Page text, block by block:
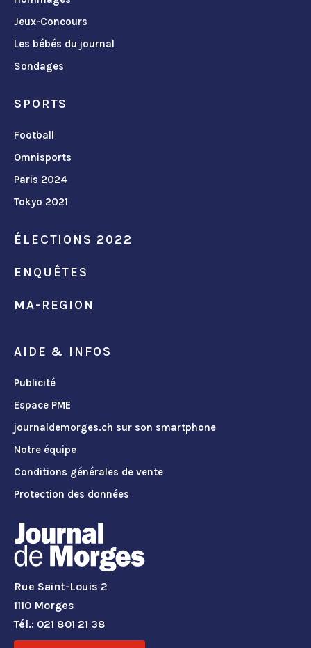
Jeux-Concours
Les bébés du journal
Sondages
SPORTS
Football
Omnisports
Paris 2024
Tokyo 2021
ÉLECTIONS 2022
ENQUÊTES
MA-REGION
AIDE & INFOS
Publicité
Espace PME
journaldemorges.ch sur son smartphone
Notre équipe
Conditions générales de vente
Protection des données
Rue Saint-Louis 2
1110 Morges
Tél.: 021 801 21 38